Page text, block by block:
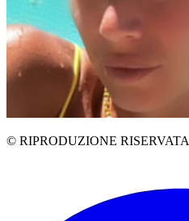
© RIPRODUZIONE RISERVATA